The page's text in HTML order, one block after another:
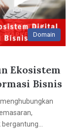
Domain
Ekosistem
Bisnis
bergantung…